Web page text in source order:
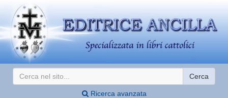
Cerca
Ricerca avanzata